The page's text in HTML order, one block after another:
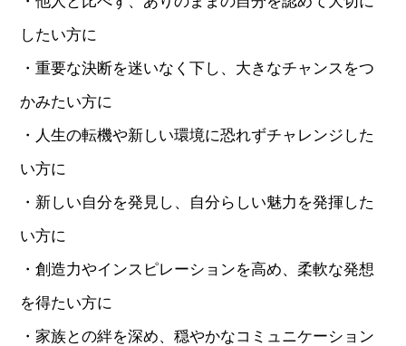
したい方に
・重要な決断を迷いなく下し、大きなチャンスをつ
かみたい方に
・人生の転機や新しい環境に恐れずチャレンジした
い方に
・新しい自分を発見し、自分らしい魅力を発揮した
い方に
・創造力やインスピレーションを高め、柔軟な発想
を得たい方に
・家族との絆を深め、穏やかなコミュニケーション